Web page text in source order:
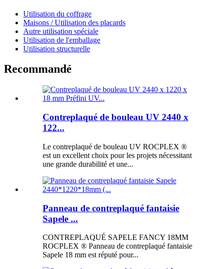
Utilisation du coffrage
Maisons / Utilisation des placards
Autre utilisation spéciale
Utilisation de l'emballage
Utilisation structurelle
Recommandé
Contreplaqué de bouleau UV 2440 x
122...
Le contreplaqué de bouleau UV ROCPLEX ®
est un excellent choix pour les projets nécessitant
une grande durabilité et une...
Panneau de contreplaqué fantaisie
Sapele ...
CONTREPLAQUÉ SAPELE FANCY 18MM
ROCPLEX ® Panneau de contreplaqué fantaisie
Sapele 18 mm est réputé pour...